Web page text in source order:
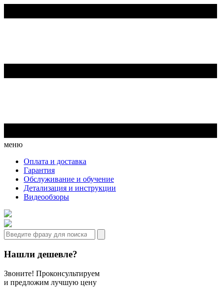
меню
Оплата и доставка
Гарантия
Обслуживание и обучение
Детализация и инструкции
Видеообзоры
Нашли дешевле?
Звоните! Проконсультируем
и предложим лучшую цену